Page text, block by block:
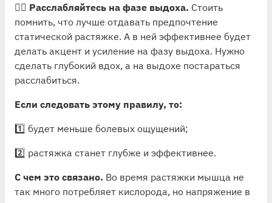
🧘‍♀️ Расслабляйтесь на фазе выдоха. Стоить
помнить, что лучше отдавать предпочтение
статической растяжке. А в ней эффективнее будет
делать акцент и усиление на фазу выдоха. Нужно
сделать глубокий вдох, а на выдохе постараться
расслабиться.
Если следовать этому правилу, то:
1️⃣ будет меньше болевых ощущений;
2️⃣ растяжка станет глубже и эффективнее.
С чем это связано. Во время растяжки мышца не
так много потребляет кислорода, но напряжение в